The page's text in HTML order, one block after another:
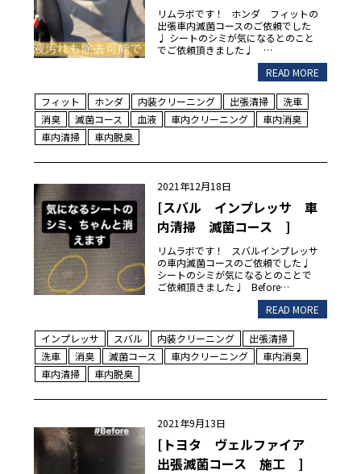
リムラボです！ ホンダ フィットの
出張車内滅菌コースのご依頼でした
♩ シートのシミが気になるとのこと
でご依頼頂きました♩ …
READ MORE
フィット ホンダ 内装クリーニング 出張清掃
洗車
消臭
滅菌コース 血液 車内クリーニング
車内消臭
車内清掃
車内脱臭
2021年12月18日
[スバル インプレッサ 車
内清掃 滅菌コース ]
リムラボです！ スバルインプレッサ
の車内滅菌コースのご依頼でした♩
シートのシミが気になるとのことで
ご依頼頂きました♩ Before…
READ MORE
インプレッサ スバル 内装クリーニング
出張清掃
洗車
消臭 滅菌コース 車内クリーニング
車内消臭
車内清掃
車内脱臭
2021年9月13日
[トヨタ ヴェルファイア
出張滅菌コース 施工 ]